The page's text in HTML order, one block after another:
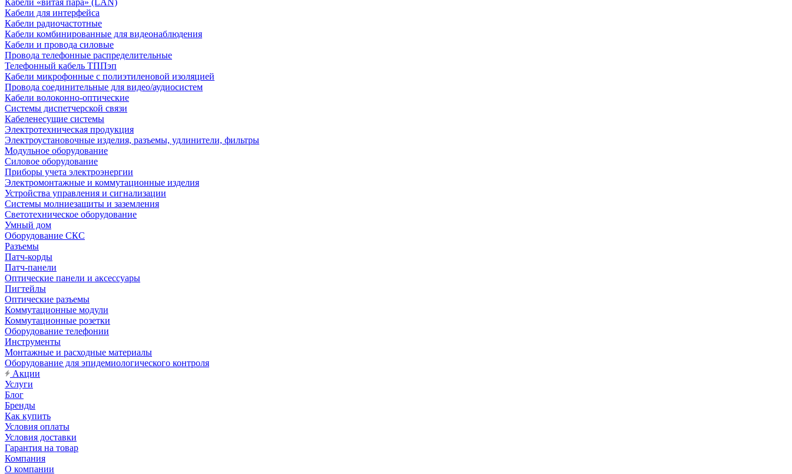
Кабели «витая пара» (LAN)
Кабели для интерфейса
Кабели радиочастотные
Кабели комбинированные для видеонаблюдения
Кабели и провода силовые
Провода телефонные распределительные
Телефонный кабель ТППэп
Кабели микрофонные с полиэтиленовой изоляцией
Провода соединительные для видео/аудиосистем
Кабели волоконно-оптические
Системы диспетчерской связи
Кабеленесущие системы
Электротехническая продукция
Электроустановочные изделия, разъемы, удлинители, фильтры
Модульное оборудование
Силовое оборудование
Приборы учета электроэнергии
Электромонтажные и коммутационные изделия
Устройства управления и сигнализации
Системы молниезащиты и заземления
Светотехническое оборудование
Умный дом
Оборудование СКС
Разъемы
Патч-корды
Патч-панели
Оптические панели и аксессуары
Пигтейлы
Оптические разъемы
Коммутационные модули
Коммутационные розетки
Оборудование телефонии
Инструменты
Монтажные и расходные материалы
Оборудование для эпидемиологического контроля
Акции
Услуги
Блог
Бренды
Как купить
Условия оплаты
Условия доставки
Гарантия на товар
Компания
О компании